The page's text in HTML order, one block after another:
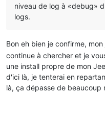
niveau de log à «debug»
logs.
Bon eh bien je confirme,
continue à chercher et je
une install propre de mon
d'ici là, je tenterai en
là, ça dépasse de beaucoup